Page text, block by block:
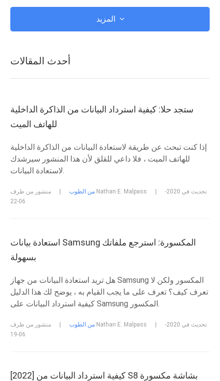
اي تيونز
ROM الروبوت
الهروب من السجن
تحديث
المجمدات
المزيد
أحدث المقالات
ستجد حلا: كيفية استرداد البيانات من الذاكرة الداخلية
للهاتف الميت
إذا كنت تبحث عن طريقة لاستعادة البيانات من الذاكرة الداخلية
للهاتف الميت ، فلا داعي للقلق لأن هذا المنشور سيرشدك
لاستعادة البيانات.
من الطوب منشور من طرف Nathan E. Malpass
تحديث في 2020-
06-22
استعادة بيانات Samsung المكسورة: استرجع ملفاتك
بسهولة
هل تريد استعادة البيانات من جهاز Samsung المكسور ولكن لا
تعرف كيف؟ تعرف على ما يجب القيام به ، يوضح لك هذا الدليل
كيفية استرداد البيانات على Samsung المكسور.
من الطوب منشور من طرف Nathan E. Malpass
تحديث في 2020-
06-19
[2022] كيفية استرداد البيانات من S8 بشاشة مكسورة